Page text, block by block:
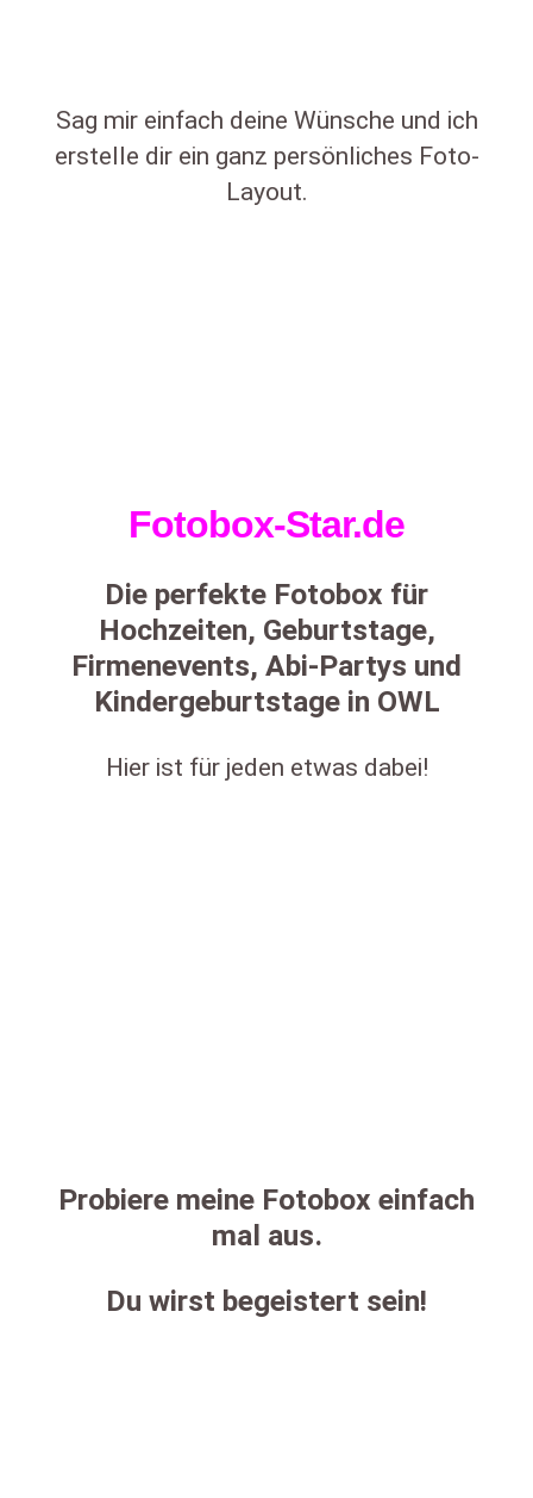
Sag mir einfach deine Wünsche und ich
erstelle dir ein ganz persönliches Foto-
Layout.
Fotobox-Star.de
Die perfekte Fotobox für
Hochzeiten, Geburtstage,
Firmenevents, Abi-Partys und
Kindergeburtstage in OWL
Hier ist für jeden etwas dabei!
Probiere meine Fotobox einfach
mal aus.
Du wirst begeistert sein!